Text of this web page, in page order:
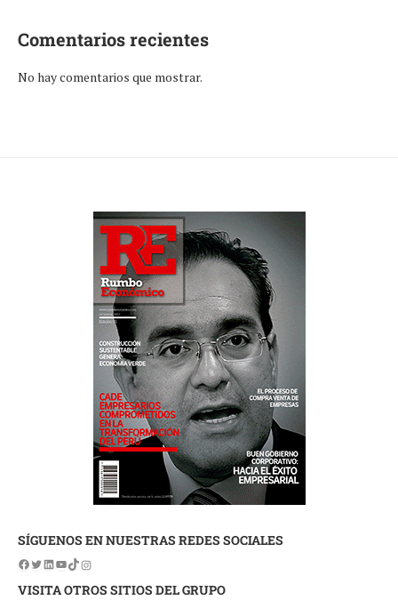
Comentarios recientes
No hay comentarios que mostrar.
SÍGUENOS EN NUESTRAS REDES SOCIALES
VISITA OTROS SITIOS DEL GRUPO